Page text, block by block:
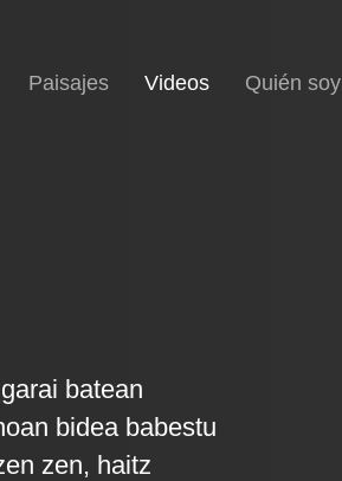
Inicio
Paisajes Videos(current)Quién soy
batean
bidea babestu
zen, haitz